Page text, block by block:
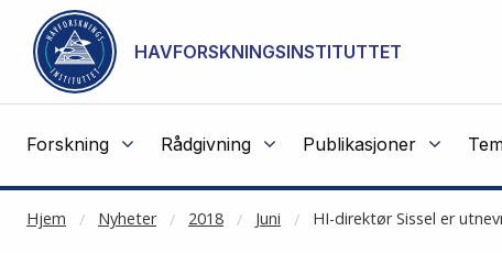
Gå til hovedinnhold
HAVFORSKNINGSINSTITUTTET
Forskning Rådgivning Publikasjoner
Hjem Nyheter 2018 Juni HI-direktør Sissel er
NOT CACHED